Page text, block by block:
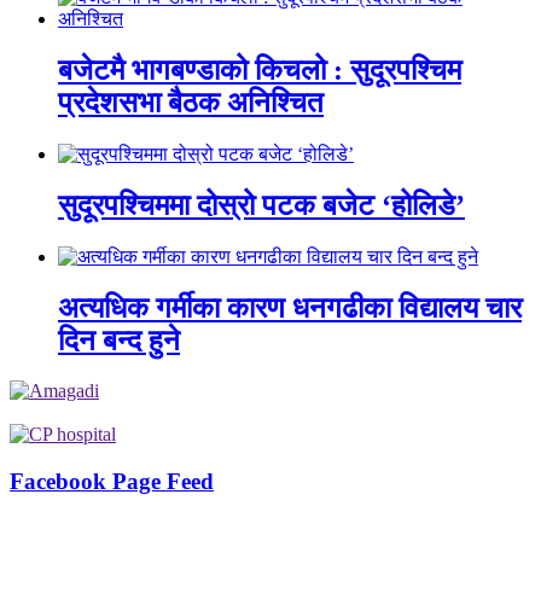
बजेटमै भागबण्डाको किचलो : सुदूरपश्चिम
प्रदेशसभा बैठक अनिश्चित
सुदूरपश्चिममा दोस्रो पटक बजेट ‘होलिडे’
अत्यधिक गर्मीका कारण धनगढीका विद्यालय चार
दिन बन्द हुने
Facebook Page Feed